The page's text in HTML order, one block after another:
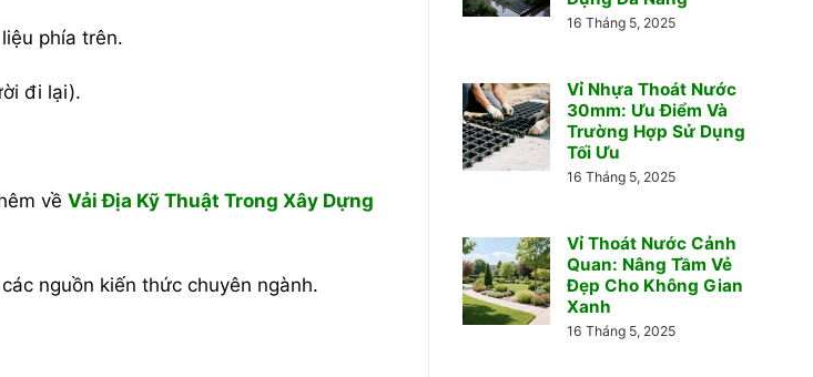
phía trên.
đi lại).
về Vải Địa Kỹ Thuật Trong Xây Dựng
nguồn kiến thức chuyên ngành.
16 Tháng 5, 2025
Vỉ Nhựa Thoát Nước
30mm: Ưu Điểm Và
Trường Hợp Sử Dụng
Tối Ưu
16 Tháng 5, 2025
Vỉ Thoát Nước Cảnh
Quan: Nâng Tầm Vẻ
Đẹp Cho Không Gian
Xanh
16 Tháng 5, 2025